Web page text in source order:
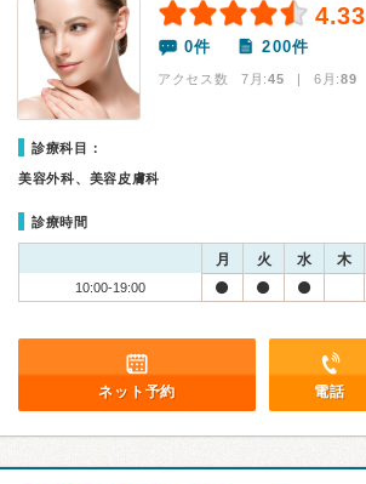
4.33
0件 200件
アクセス数 7月:45 | 6月:89
診療科目：
美容外科、美容皮膚科
診療時間
月 火 水 木
10:00-19:00
ネット予約 電話